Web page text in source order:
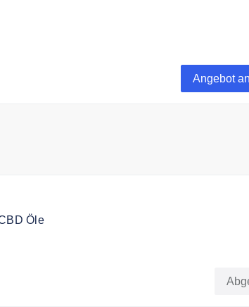
Lieferung nach Deutschland versandkostenfrei!
Angebot
Öle